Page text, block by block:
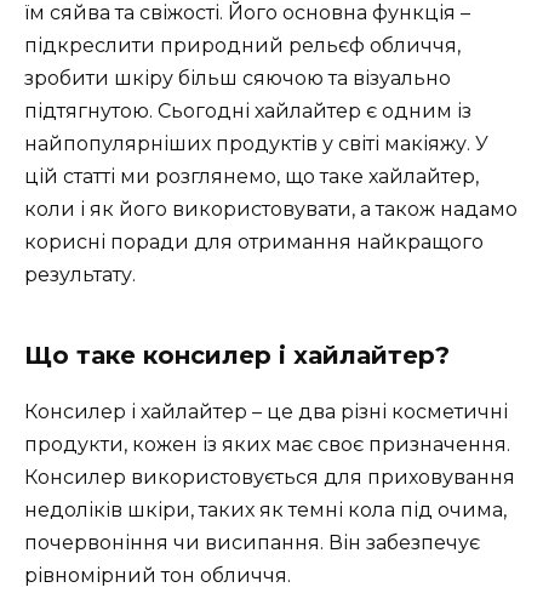
їм сяйва та свіжості. Його основна функція –
підкреслити природний рельєф обличчя,
зробити шкіру більш сяючою та візуально
підтягнутою. Сьогодні хайлайтер є одним із
найпопулярніших продуктів у світі макіяжу. У
цій статті ми розглянемо, що таке хайлайтер,
коли і як його використовувати, а також надамо
корисні поради для отримання найкращого
результату.
Що таке консилер і хайлайтер?
Консилер і хайлайтер – це два різні косметичні
продукти, кожен із яких має своє призначення.
Консилер використовується для приховування
недоліків шкіри, таких як темні кола під очима,
почервоніння чи висипання. Він забезпечує
рівномірний тон обличчя.